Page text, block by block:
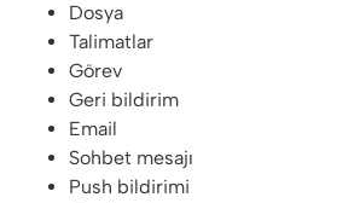
Dosya
Talimatlar
Görev
Geri bildirim
Email
Sohbet mesajı
Push bildirimi